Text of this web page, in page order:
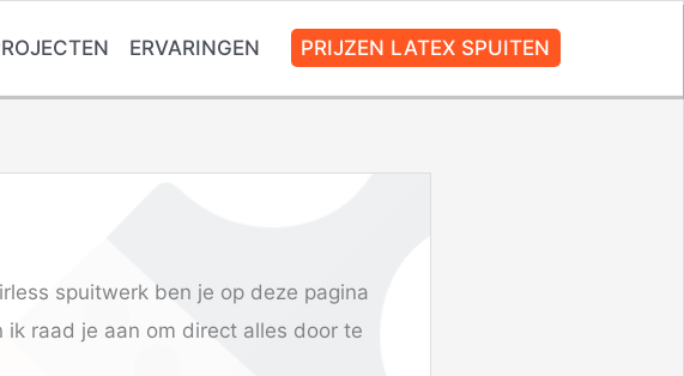
ERVARINGEN PRIJZEN LATEX SPUITEN
spuitwerk ben je op deze pagina
raad je aan om direct alles door te